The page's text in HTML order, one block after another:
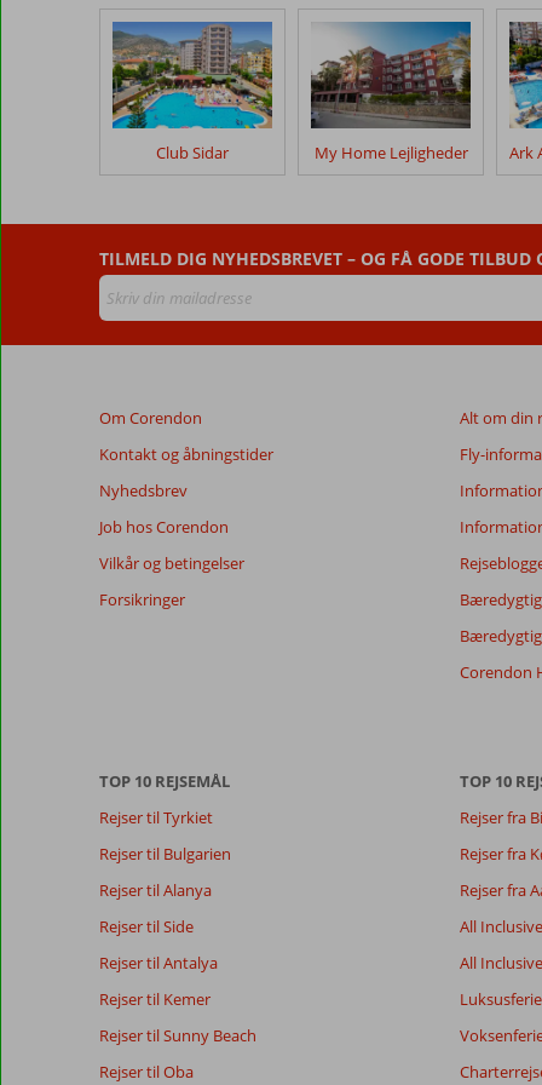
kunder
efter
deres
ophold
på
Anmeldelser,
der
er
48
måneder,
vises
ikke
længere
for
at
relevansen
vores
anmeldelser.
Totalscore
32
anmeldelser
7,0 Maden
Værelserne
Wifi-kvalitet
gæsters
Club Sidar My Home Lejligheder
TILMELD DIG NYHEDSBREVET – OG FÅ GODE TILBUD
Om Corendon
Kontakt og åbningstider
Nyhedsbrev
Job hos Corendon
Vilkår og betingelser
Forsikringer
Alt om din
Fly-
Corendon
TOP 10 REJSEMÅL
Rejser til Tyrkiet
Rejser til Bulgarien
Rejser til Alanya
Rejser til Side
Rejser til Antalya
Rejser til Kemer
Rejser til Sunny Beach
Rejser til Oba
TOP 10
Rejser fra
Rejser fra
Rejser fra
All
All
Luksusferie